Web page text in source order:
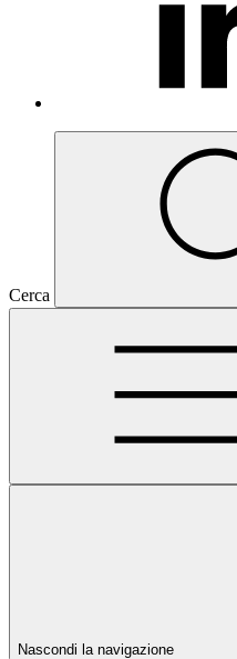
Cerca
Nascondi la navigazione